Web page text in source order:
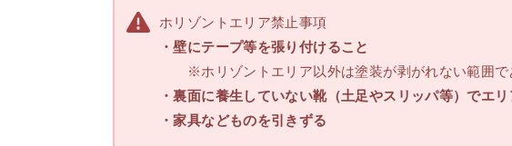
ホリゾントエリア禁止事項
・壁にテープ等を張り付けること
※ホリゾントエリア以外は塗装が剥がれない範囲で
・裏面に養生していない靴（土足やスリッパ等）でエ
・家具などものを引きずる